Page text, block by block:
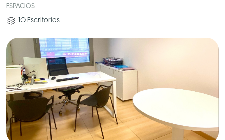
ESPACIOS
10 Escritorios